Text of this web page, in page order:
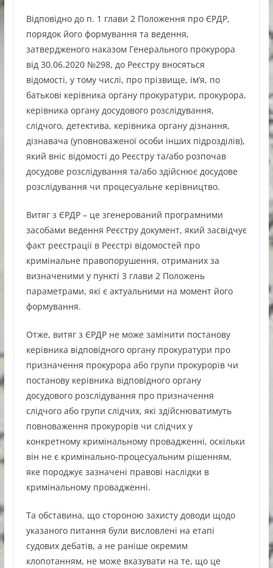
Відповідно до п. 1 глави 2 Положення про ЄРДР,
порядок його формування та ведення,
затвердженого наказом Генерального прокурора
від 30.06.2020 №298, до Реєстру вносяться
відомості, у тому числі, про прізвище, ім’я, по
батькові керівника органу прокуратури, прокурора,
керівника органу досудового розслідування,
слідчого, детектива, керівника органу дізнання,
дізнавача (уповноваженої особи інших підрозділів),
який вніс відомості до Реєстру та/або розпочав
досудове розслідування та/або здійснює досудове
розслідування чи процесуальне керівництво.
Витяг з ЄРДР – це згенерований програмними
засобами ведення Реєстру документ, який засвідчує
факт реєстрації в Реєстрі відомостей про
кримінальне правопорушення, отриманих за
визначеними у пункті 3 глави 2 Положень
параметрами, які є актуальними на момент його
формування.
Отже, витяг з ЄРДР не може замінити постанову
керівника відповідного органу прокуратури про
призначення прокурора або групи прокурорів чи
постанову керівника відповідного органу
досудового розслідування про призначення
слідчого або групи слідчих, які здійснюватимуть
повноваження прокурорів чи слідчих у
конкретному кримінальному провадженні, оскільки
він не є кримінально-процесуальним рішенням,
яке породжує зазначені правові наслідки в
кримінальному провадженні.
Та обставина, що стороною захисту доводи щодо
указаного питання були висловлені на етапі
судових дебатів, а не раніше окремим
клопотанням, не може вказувати на те, що це